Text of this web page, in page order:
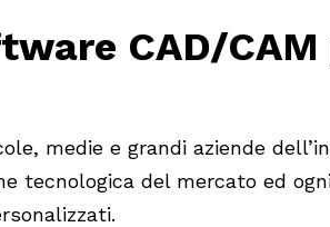
CAD/
medie e grandi aziende
tecnologica del mercato ed